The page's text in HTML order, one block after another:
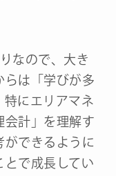
なので、大き
らは「学びが多
特にエリアマネ
会計」を理解す
ができるように
とで成長してい